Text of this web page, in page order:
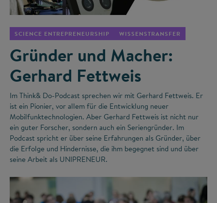
SCIENCE ENTREPRENEURSHIP WISSENSTRANSFER
Gründer und Macher:
Gerhard Fettweis
Im Think& Do-Podcast sprechen wir mit Gerhard Fettweis. Er
ist ein Pionier, vor allem für die Entwicklung neuer
Mobilfunktechnologien. Aber Gerhard Fettweis ist nicht nur
ein guter Forscher, sondern auch ein Seriengründer. Im
Podcast spricht er über seine Erfahrungen als Gründer, über
die Erfolge und Hindernisse, die ihm begegnet sind und über
seine Arbeit als UNIPRENEUR.